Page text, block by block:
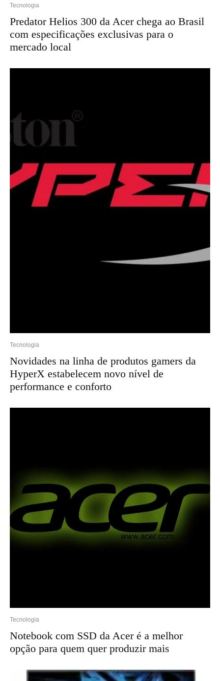
Tecnologia
Predator Helios 300 da Acer chega ao Brasil
com especificações exclusivas para o
mercado local
Tecnologia
Novidades na linha de produtos gamers da
HyperX estabelecem novo nível de
performance e conforto
Tecnologia
Notebook com SSD da Acer é a melhor
opção para quem quer produzir mais